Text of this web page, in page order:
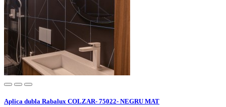
Aplica dubla Rabalux COLZAR- 75022- NEGRU MAT